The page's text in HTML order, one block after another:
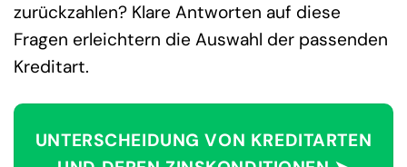
zurückzahlen? Klare Antworten auf diese
Fragen erleichtern die Auswahl der passenden
Kreditart.
UNTERSCHEIDUNG VON KREDITARTEN